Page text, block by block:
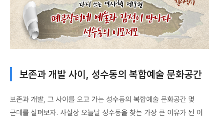
보존과 개발 사이, 성수동의 복합예술 문화공간
보존과 개발, 그 사이를 오고 가는 성수동의 복합예술 문화공간 몇
군데를 살펴보자. 사실상 오늘날 성수동을 찾는 가장 큰 이유가 된 이